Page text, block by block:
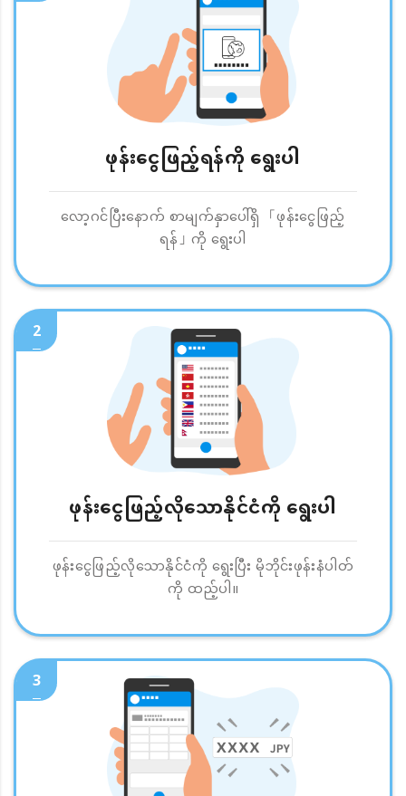
ဖုန်းငွေဖြည့်ရန်ကို ရွေးပါ
လော့ဂင်ပြီးနောက် စာမျက်နှာပေါ်ရှိ 「ဖုန်းငွေဖြည့်
ရန်」ကို ရွေးပါ
2
ဖုန်းငွေဖြည့်လိုသောနိုင်ငံကို ရွေးပါ
ဖုန်းငွေဖြည့်လိုသောနိုင်ငံကို ရွေးပြီး မိုဘိုင်းဖုန်းနံပါတ်
ကို ထည့်ပါ။
3